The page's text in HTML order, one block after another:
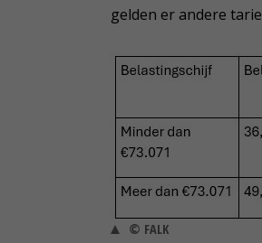
gelden er andere
© FALK